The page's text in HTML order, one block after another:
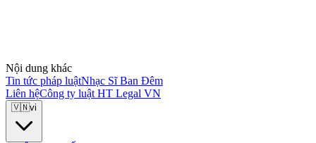
Nội dung khác
Tin tức pháp luậtNhạc Sĩ Ban Đêm
Liên hệCông ty luật HT Legal VN
🇻🇳vi